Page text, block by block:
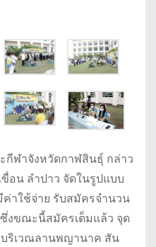
กีฬาจังหวัดกาฬสินธุ์ กล่าว
อน ลำปาว จัดในรูปแบบ
าใช้จ่าย รับสมัครจำนวน
งขณะนี้สมัครเต็มแล้ว จุด
บริเวณลานพญานาค สัน